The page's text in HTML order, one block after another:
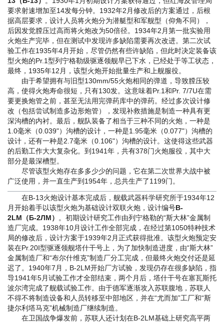
要求射速增加至14发每分钟。1932年2月修改后的方案通过，后根
据高层要求，设计人员将火炮分为潜艇型和军舰型（仰角不同），
后因发觉膛压过高而将火炮改为50倍径。1934年2月第一批实验用
火炮生产完毕，但在测试中发现许多缺陷需要再次改进。第二次试
验工作在1935年4月开始，尽管仍然有些许缺陷，但此时决定装备该
型火炮的Pr.1型列宁格勒级驱逐领舰早已下水，已经处于等工状态，
最终，1935年12月，该型火炮开始批量生产和上舰服役。
由于希望拥有与旧型130mm/55火炮相同的弹道，导致膛压较
高，使得火炮寿命很短，只有130发。这意味着Pr.1和Pr. 7/7U在需
要更换炮管之前，甚至无法用完弹药库中的弹药。经过多次设计修
改（包括尝试制造多边形炮管），发现补救措施是制造一种具有更
深沟槽的内衬。最后，舰队装备了相当于三种不同的火炮，一种是
1.0毫米（0.039"）沟槽的设计，一种是1.95毫米（0.077"）沟槽的
设计，还有一种是2.7毫米（0.106"）沟槽的设计。这使得这些武器
的后勤工作大大复杂化。到1941年，共有378门火炮服役，其中大
部分是最深槽型。
尽管该型火炮存在多多少少的问题，它在第二次世界大战中被
广泛使用，并一直生产到1954年，总共生产了1199门。
在B-13火炮设计基本完成后，舰载武器科学研究所于1934年12
月开始着手以该型火炮为基础设计双联火炮，设计编号B-
2LM（Б-2ЛМ） 。初期设计研究工作由列宁格勒的“斯大林”金属制
造厂完成。1938年10月设计工作全部完成，在经过第1050特种技术
局的修改后，设计方案于1939年2月正式获得批准。该型火炮预定安
装在Pr.20I型驱逐领舰塔什干号上，为了加快制造进度，由“斯大林”
金属制造厂和“布尔什维克”制造厂分工完成，但最终火炮交付还是延
迟了。1940年7月，B-2LM开始厂方试验，发现仍存在很多缺陷，指
导1941年5月试验工作才全部结束，两个月后，塔什干号在塞瓦斯托
波尔湾完成了舰载试验工作。由于德军逐渐攻入苏联腹地，苏联人
不得不将制造设备和人员转移至中部地区，并在“尤而加”工厂和“斯
捷尔利塔马克”机械制造厂继续制造。
在卫国战争爆发前，苏联人还计划在B-2LM基础上研究高平两